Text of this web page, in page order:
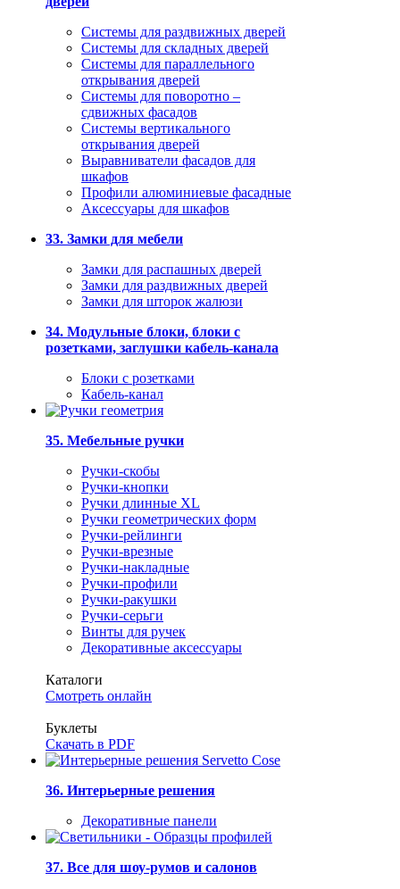
Системы для раздвижных дверей
Системы для складных дверей
Системы для параллельного
открывания дверей
Системы для поворотно –
сдвижных фасадов
Системы вертикального
открывания дверей
Выравниватели фасадов для
шкафов
Профили алюминиевые фасадные
Аксессуары для шкафов
33. Замки для мебели
Замки для распашных дверей
Замки для раздвижных дверей
Замки для шторок жалюзи
34. Модульные блоки, блоки с
розетками, заглушки кабель-канала
Блоки с розетками
Кабель-канал
35. Мебельные ручки
Ручки-скобы
Ручки-кнопки
Ручки длинные XL
Ручки геометрических форм
Ручки-рейлинги
Ручки-врезные
Ручки-накладные
Ручки-профили
Ручки-ракушки
Ручки-серьги
Винты для ручек
Декоративные аксессуары
Каталоги
Смотреть онлайн
Буклеты
Скачать в PDF
36. Интерьерные решения
Декоративные панели
37. Все для шоу-румов и салонов